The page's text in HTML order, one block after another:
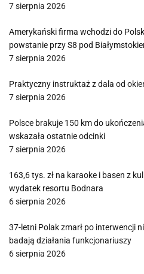
7 sierpnia 2026
Amerykański firma wchodzi do
powstanie przy S8 pod
7 sierpnia 2026
Praktyczny instruktaż z dala od
7 sierpnia 2026
Polsce brakuje 150 km do
wskazała ostatnie odcinki
7 sierpnia 2026
163,6 tys. zł na karaoke i basen z
wydatek resortu Bodnara
6 sierpnia 2026
37-letni Polak zmarł po interwencji
badają działania funkcjonariuszy
6 sierpnia 2026